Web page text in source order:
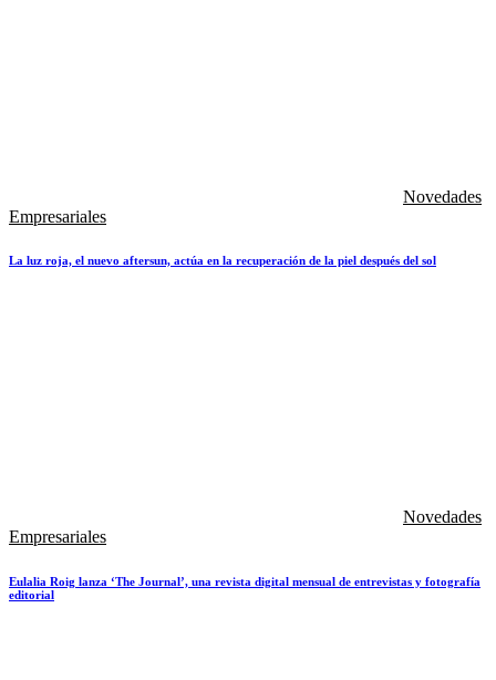
Novedades
Empresariales
La luz roja, el nuevo aftersun, actúa en la recuperación de la piel después del sol
Novedades
Empresariales
Eulalia Roig lanza ‘The Journal’, una revista digital mensual de entrevistas y fotografía
editorial